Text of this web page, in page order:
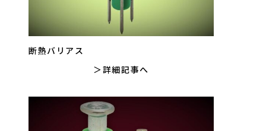
断熱バリアス
詳細記事へ